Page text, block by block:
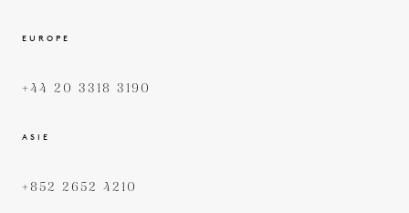
EUROPE
+44 20 3318 3190
ASIE
+852 2652 4210